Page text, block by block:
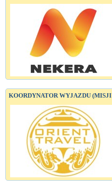
KOORDYNATOR WYJAZDU (MISJI